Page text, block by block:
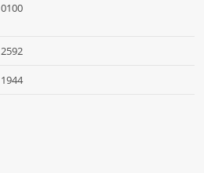
0100
2592
1944